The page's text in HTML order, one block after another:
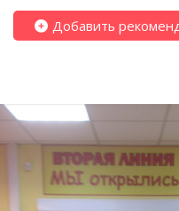
Добавить